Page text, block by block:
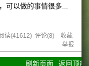
可以做的事情很多...
读(41612) 评论(8) 收藏
举报
刷新页面 返回顶部